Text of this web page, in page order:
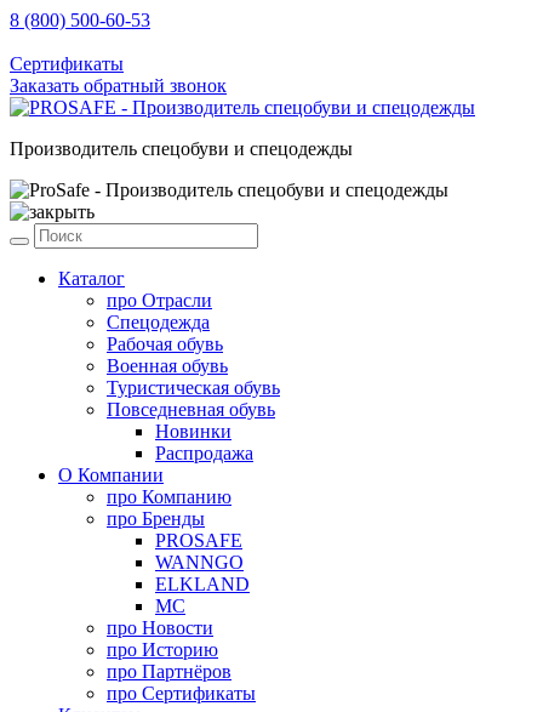
8 (800) 500-60-53
Сертификаты
Заказать обратный звонок
Производитель спецобуви и спецодежды
Каталог
про Отрасли
Спецодежда
Рабочая обувь
Военная обувь
Туристическая обувь
Повседневная обувь
Новинки
Распродажа
О Компании
про Компанию
про Бренды
PROSAFE
WANNGO
ELKLAND
MC
про Новости
про Историю
про Партнёров
про Сертификаты